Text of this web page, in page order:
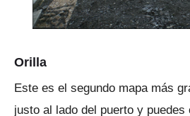
Orilla
Este es el segundo mapa más
justo al lado del puerto y puedes